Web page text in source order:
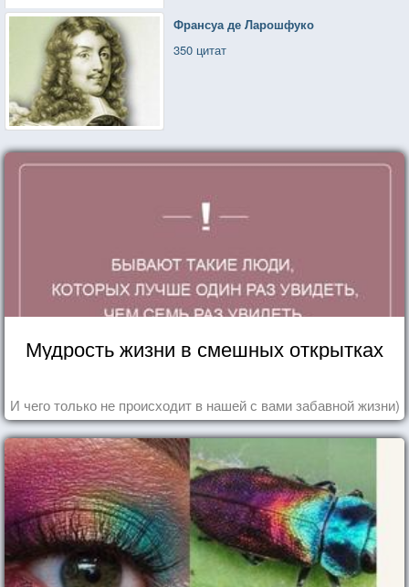
Франсуа де Ларошфуко
350 цитат
Мудрость жизни в смешных открытках
И чего только не происходит в нашей с вами забавной жизни)